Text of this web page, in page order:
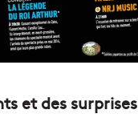
et des surprises